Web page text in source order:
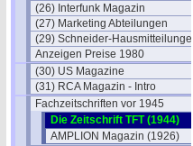
(26) Interfunk Magazin
(27) Marketing Abteilungen
(29) Schneider-Hausmitteilungen
Anzeigen Preise 1980
(30) US Magazine
(31) RCA Magazin - Intro
Fachzeitschriften vor 1945
Die Zeitschrift TFT (1944)
AMPLION Magazin (1926)